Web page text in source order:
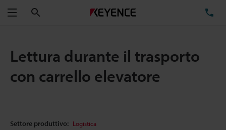
Menu
Lettura durante il trasporto
con carrello elevatore
Settore produttivo: Logistica